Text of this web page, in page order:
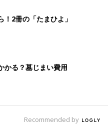
2冊の「たまひよ」
かる？墓じまい費用
Recommended by